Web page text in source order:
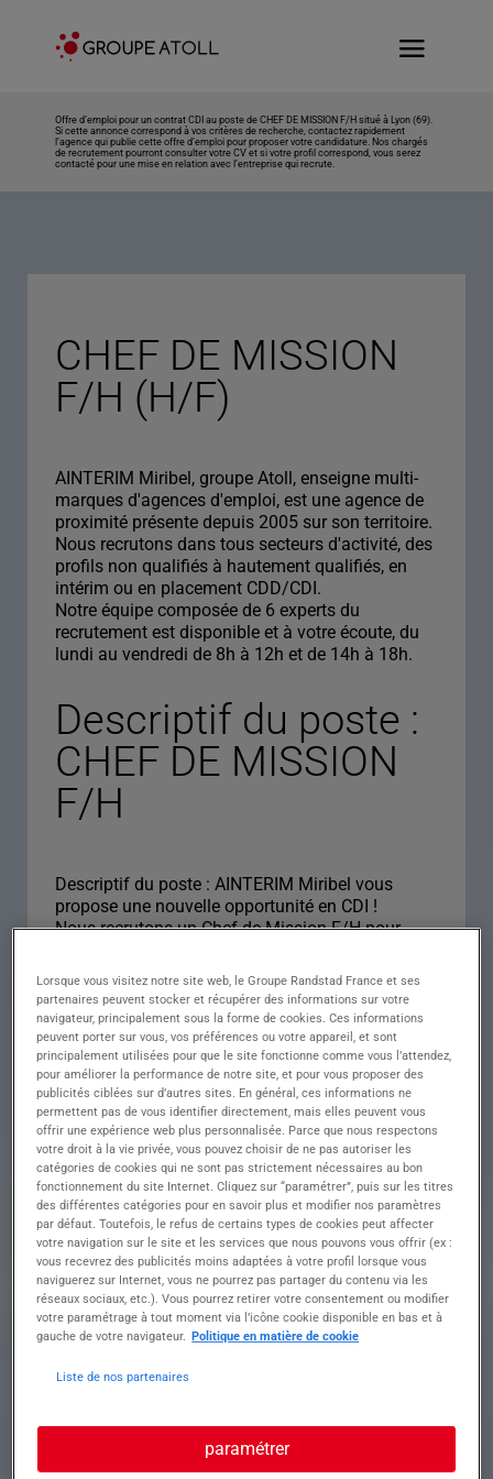
Offre d’emploi pour un contrat CDI au poste de CHEF DE MISSION F/H situé à Lyon (69).
Si cette annonce correspond à vos critères de recherche, contactez rapidement
l’agence qui publie cette offre d’emploi pour proposer votre candidature. Nos chargés
de recrutement pourront consulter votre CV et si votre profil correspond, vous serez
contacté pour une mise en relation avec l’entreprise qui recrute.
CHEF DE MISSION
F/H (H/F)
AINTERIM Miribel, groupe Atoll, enseigne multi-
marques d'agences d'emploi, est une agence de
proximité présente depuis 2005 sur son territoire.
Nous recrutons dans tous secteurs d'activité, des
profils non qualifiés à hautement qualifiés, en
intérim ou en placement CDD/CDI.
Notre équipe composée de 6 experts du
recrutement est disponible et à votre écoute, du
lundi au vendredi de 8h à 12h et de 14h à 18h.
Descriptif du poste :
CHEF DE MISSION
F/H
Descriptif du poste : AINTERIM Miribel vous
propose une nouvelle opportunité en CDI !
Nous recrutons un Chef de Mission F/H pour
renom, situé à Lyon 9e (69).
Intégré(e) au sein d'une équipe à taille humaine,
vous intervenez en autonomie sur un portefeuille
varié et accompagnez vos clients dans une
relation de proximité et de qualité.
Vos missions principales
• Gestion autonome d'un portefeuille de clients
TPE/PME (BIC, BNC, SCI...).
• Révision des dossiers comptables.
• Établissement des déclarations fiscales.
• Production des bilans et liasses fiscales.
• Conseil et accompagnement clients au
quotidien, dans une démarche de proximité et de
qualité.
Un cabinet qui investit dans votre évolution
La structure encourage la montée en
compétences et l'évolution interne. Vous
bénéficiez de formations régulières ainsi que de
services supports (juridique, informatique) pour
faciliter votre quotidien.
Le poste est à pourvoir rapidement. Nous restons
Lorsque vous visitez notre site web, le Groupe Randstad France et ses
partenaires peuvent stocker et récupérer des informations sur votre
navigateur, principalement sous la forme de cookies. Ces informations
peuvent porter sur vous, vos préférences ou votre appareil, et sont
principalement utilisées pour que le site fonctionne comme vous l’attendez,
pour améliorer la performance de notre site, et pour vous proposer des
publicités ciblées sur d’autres sites. En général, ces informations ne
permettent pas de vous identifier directement, mais elles peuvent vous
offrir une expérience web plus personnalisée. Parce que nous respectons
votre droit à la vie privée, vous pouvez choisir de ne pas autoriser les
catégories de cookies qui ne sont pas strictement nécessaires au bon
fonctionnement du site Internet. Cliquez sur “paramétrer”, puis sur les titres
des différentes catégories pour en savoir plus et modifier nos paramètres
par défaut. Toutefois, le refus de certains types de cookies peut affecter
votre navigation sur le site et les services que nous pouvons vous offrir (ex :
vous recevrez des publicités moins adaptées à votre profil lorsque vous
naviguerez sur Internet, vous ne pourrez pas partager du contenu via les
réseaux sociaux, etc.). Vous pourrez retirer votre consentement ou modifier
votre paramétrage à tout moment via l’icône cookie disponible en bas et à
gauche de votre navigateur. Politique en matière de cookie
Liste de nos partenaires
paramétrer